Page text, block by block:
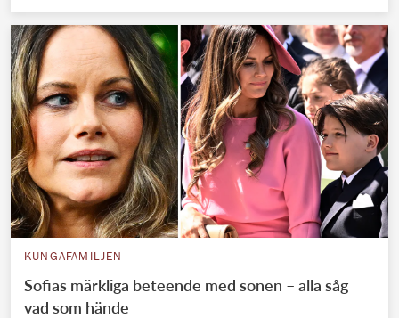
KUNGAFAMILJEN
Sofias märkliga beteende med sonen – alla såg
vad som hände